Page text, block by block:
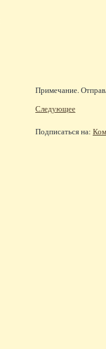
Примечание.
Следующее
Подписаться на: